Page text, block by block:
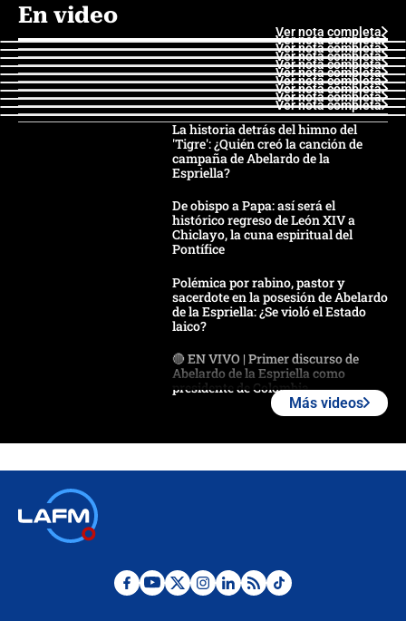
En video
Ver nota completa
Ver nota completa
Ver nota completa
Ver nota completa
Ver nota completa
Ver nota completa
Ver nota completa
Ver nota completa
Ver nota completa
Ver nota completa
La historia detrás del himno del
'Tigre': ¿Quién creó la canción de
campaña de Abelardo de la
Espriella?
De obispo a Papa: así será el
histórico regreso de León XIV a
Chiclayo, la cuna espiritual del
Pontífice
Polémica por rabino, pastor y
sacerdote en la posesión de Abelardo
de la Espriella: ¿Se violó el Estado
laico?
🔴 EN VIVO | Primer discurso de
Abelardo de la Espriella como
presidente de Colombia
Desde dermatitis hasta infecciones:
Más videos